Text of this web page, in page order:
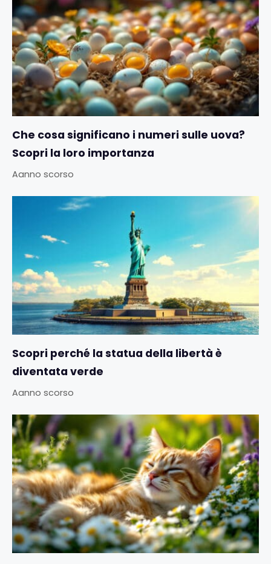
Che cosa significano i numeri sulle uova?
Scopri la loro importanza
Aanno scorso
Scopri perché la statua della libertà è
diventata verde
Aanno scorso